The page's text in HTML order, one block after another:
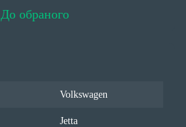
До обраного
Volkswagen
Jetta